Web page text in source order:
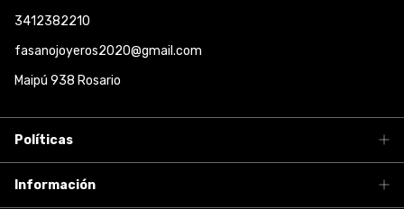
3412382210
fasanojoyeros2020@gmail.com
Maipú 938 Rosario
Políticas
Información